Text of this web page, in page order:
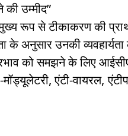
उम्मीद”
रूप से टीकाकरण की
के अनुसार उनकी
को समझने के लिए
एंटी-वायरल,